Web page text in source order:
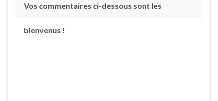
Vos commentaires ci-dessous sont les
bienvenus !